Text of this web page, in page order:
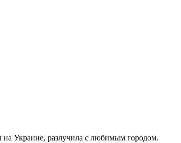
на Украине, разлучила с любимым городом.